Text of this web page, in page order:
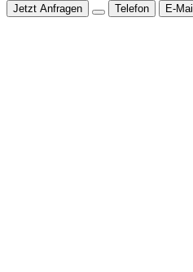
Jetzt Anfragen Telefon E-Mail